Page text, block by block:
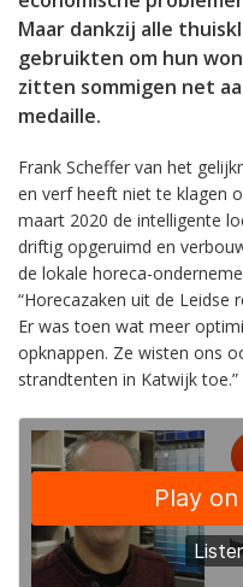
Maar dankzij alle
gebruikten om hun
zitten sommigen net
medaille.
Frank Scheffer van het
en verf heeft niet te klagen
maart 2020 de intelligente
driftig opgeruimd en
de lokale horeca-
“Horecazaken uit de Leidse
Er was toen wat meer
opknappen. Ze wisten ons
strandtenten in Katwijk toe.”